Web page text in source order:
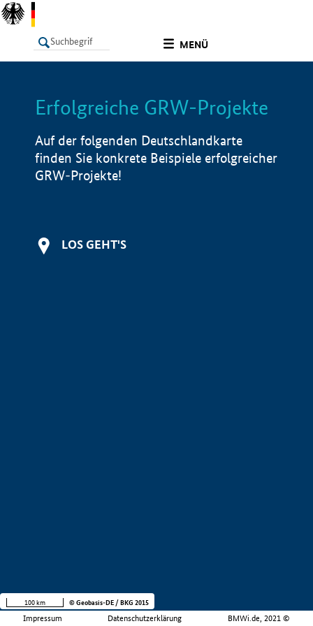
MENÜ
LISTE Info
Erfolgreiche GRW-Projekte
Auf der folgenden Deutschlandkarte
finden Sie konkrete Beispiele erfolgreicher
GRW-Projekte!
LOS GEHT'S
Impressum Datenschutzerklärung BMWi.de, 2021 ©
100 km © Geobasis-DE / BKG 2015